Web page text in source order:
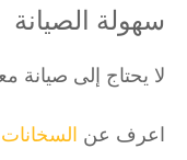
سهولة الصيانة
لا يحتاج إلى صيانة
اعرف عنالسخانات